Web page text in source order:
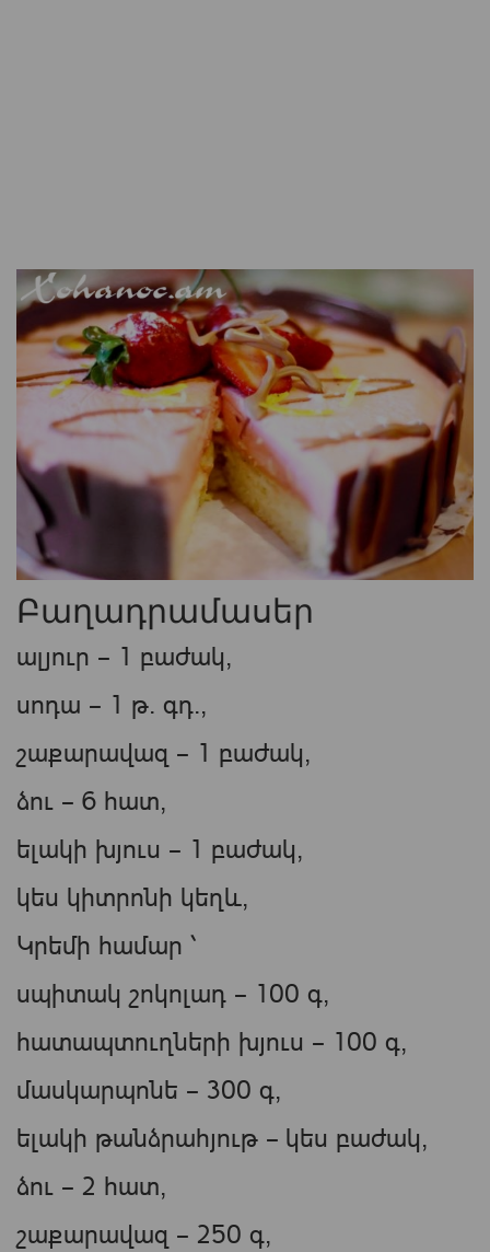
Բաղադրամասեր
ալյուր – 1 բաժակ,
սոդա – 1 թ. գդ.,
շաքարավազ – 1 բաժակ,
ձու – 6 հատ,
ելակի խյուս – 1 բաժակ,
կես կիտրոնի կեղև,
Կրեմի համար ՝
սպիտակ շոկոլադ – 100 գ,
հատապտուղների խյուս – 100 գ,
մասկարպոնե – 300 գ,
ելակի թանձրահյութ – կես բաժակ,
ձու – 2 հատ,
շաքարավազ – 250 գ,